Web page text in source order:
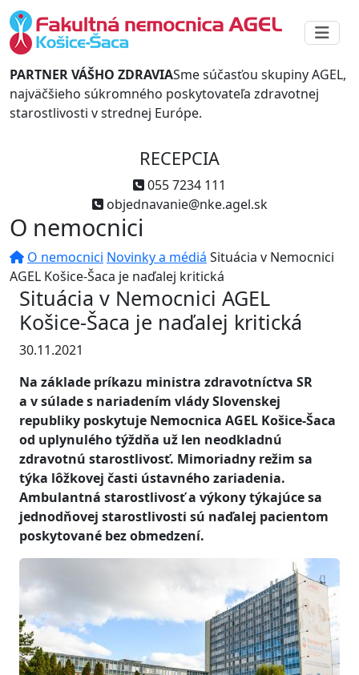
PARTNER VÁŠHO ZDRAVIASme súčasťou skupiny AGEL,
najväčšieho súkromného poskytovateľa zdravotnej
starostlivosti v strednej Európe.
RECEPCIA
055 7234 111
objednavanie@nke.agel.sk
O nemocnici
O nemocnici Novinky a médiá Situácia v Nemocnici
AGEL Košice-Šaca je naďalej kritická
Situácia v Nemocnici AGEL
Košice-Šaca je naďalej kritická
30.11.2021
Na základe príkazu ministra zdravotníctva SR
a v súlade s nariadením vlády Slovenskej
republiky poskytuje Nemocnica AGEL Košice-Šaca
od uplynulého týždňa už len neodkladnú
zdravotnú starostlivosť. Mimoriadny režim sa
týka lôžkovej časti ústavného zariadenia.
Ambulantná starostlivosť a výkony týkajúce sa
jednodňovej starostlivosti sú naďalej pacientom
poskytované bez obmedzení.